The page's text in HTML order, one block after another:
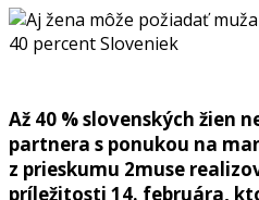
Až 40 % slovenských žien
partnera s ponukou na
z prieskumu 2muse
príležitosti 14. februára,